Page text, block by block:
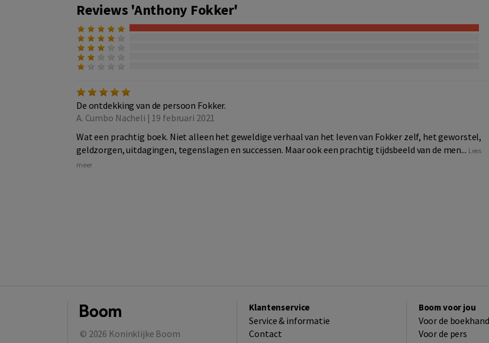
Reviews 'Anthony Fokker'
De ontdekking van de persoon Fokker.
A. Cumbo Nacheli | 19 februari 2021
Wat een prachtig boek. Niet alleen het geweldige verhaal van het leven van Fokker zelf, het geworstel,
geldzorgen, uitdagingen, tegenslagen en successen. Maar ook een prachtig tijdsbeeld van de men... Lees
meer
© 2026 Koninklijke Boom
Klantenservice
Service & informatie
Contact
Boom voor jou
Voor de
Voor de pers